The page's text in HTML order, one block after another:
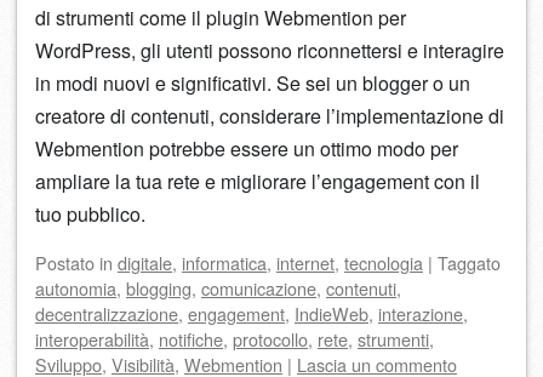
di strumenti come il plugin Webmention per
WordPress, gli utenti possono riconnettersi e interagire
in modi nuovi e significativi. Se sei un blogger o un
creatore di contenuti, considerare l’implementazione di
Webmention potrebbe essere un ottimo modo per
ampliare la tua rete e migliorare l’engagement con il
tuo pubblico.
Postato in digitale, informatica, internet, tecnologia | Taggato
autonomia, blogging, comunicazione, contenuti,
decentralizzazione, engagement, IndieWeb, interazione,
interoperabilità, notifiche, protocollo, rete, strumenti,
Sviluppo, Visibilità, Webmention | Lascia un commento